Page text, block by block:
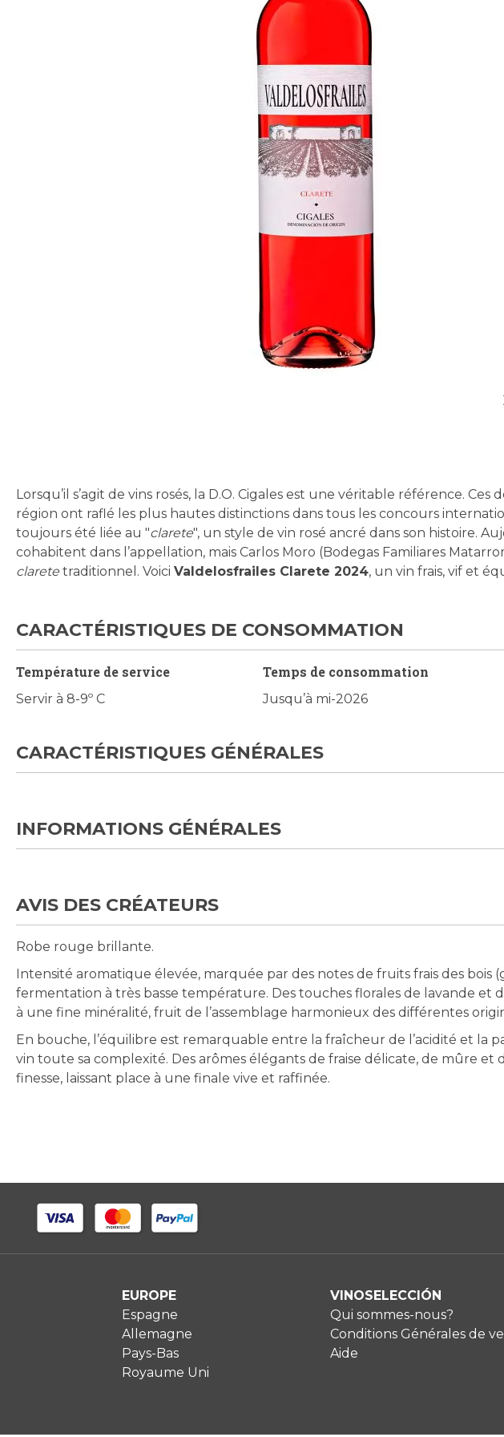
of
the
images
gallery
Lorsqu’il s’agit de vins rosés, la D.O. Cigales est une véritable référence. Ces
région ont raflé les plus hautes distinctions dans tous les concours
toujours été liée au "clarete", un style de vin rosé ancré dans son histoire.
cohabitent dans l’appellation, mais Carlos Moro (Bodegas Familiares
clarete traditionnel. Voici Valdelosfrailes Clarete 2024, un vin frais, vif et
CARACTÉRISTIQUES DE CONSOMMATION
Température de service
Servir à 8-9º C
Temps de consommation
Jusqu’à mi-2026
CARACTÉRISTIQUES GÉNÉRALES
INFORMATIONS GÉNÉRALES
AVIS DES CRÉATEURS
Robe rouge brillante.
Intensité aromatique élevée, marquée par des notes de fruits frais des bois
fermentation à très basse température. Des touches florales de lavande et
à une fine minéralité, fruit de l’assemblage harmonieux des différentes
En bouche, l’équilibre est remarquable entre la fraîcheur de l’acidité et la
vin toute sa complexité. Des arômes élégants de fraise délicate, de mûre et
finesse, laissant place à une finale vive et raffinée.
EUROPE
Espagne
Allemagne
Pays-Bas
Royaume Uni
VINOSELECCIÓN
Qui sommes-nous?
Conditions Générales de
Aide